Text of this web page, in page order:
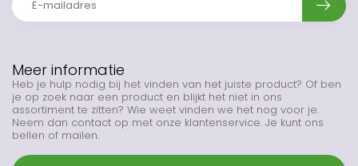
Meer informatie
Heb je hulp nodig bij het vinden van het juiste product? Of ben
je op zoek naar een product en blijkt het niet in ons
assortiment te zitten? Wie weet vinden we het nog voor je.
Neem dan contact op met onze klantenservice. Je kunt ons
bellen of mailen.